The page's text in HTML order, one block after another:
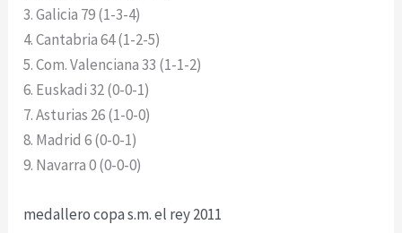
3. Galicia 79 (1-3-4)
4. Cantabria 64 (1-2-5)
5. Com. Valenciana 33 (1-1-2)
6. Euskadi 32 (0-0-1)
7. Asturias 26 (1-0-0)
8. Madrid 6 (0-0-1)
9. Navarra 0 (0-0-0)
medallero copa s.m. el rey 2011